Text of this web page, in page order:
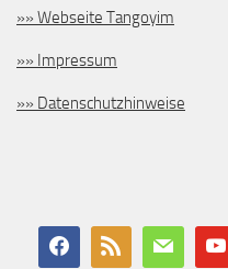
»» Webseite Tangoyim
»» Impressum
»» Datenschutzhinweise